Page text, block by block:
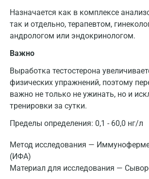
Назначается как в комплексе
так и отдельно, терапевтом,
андрологом или эндокринологом.
Важно
Выработка тестостерона
физических упражнений, поэтому
важно не только не ужинать, но и
тренировки за сутки.
Пределы определения: 0,1 - 60,0 нг/л
Метод исследования —
(ИФА)
Материал для исследования —